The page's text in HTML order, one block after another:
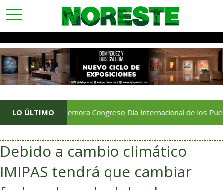
toggle
navigation
LO ÚLTIMO
Conmemora Congreso Día Internacional de los Pueblos
Debido a cambio climático
IMIPAS tendrá que cambiar